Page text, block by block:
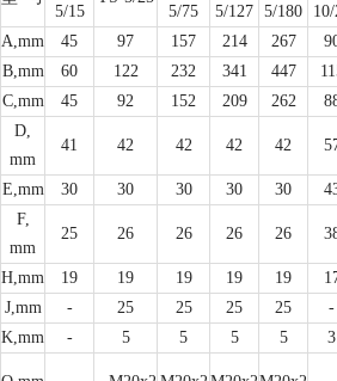
5/15
5/75
5/127 5/180
A,mm
45 97 157 214 267
B,mm
60 122 232 341 447
C,mm
45 92 152 209 262
D,
mm
41 42 42 42 42
E,mm 30 30 30 30 30
F,
mm
25 26 26 26 26
H,mm 19 19 19 19 19
J,mm
- 25 25 25 25 -
K,mm
- 5 5 5 5 3